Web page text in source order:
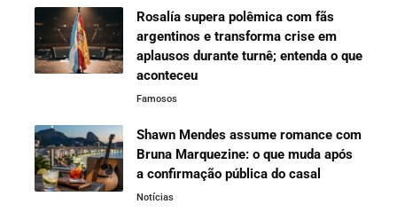
Rosalía supera polêmica com fãs
argentinos e transforma crise em
aplausos durante turnê; entenda o que
aconteceu
Famosos
Shawn Mendes assume romance com
Bruna Marquezine: o que muda após
a confirmação pública do casal
Notícias